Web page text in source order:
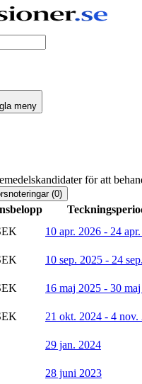
meny
för att
(0)
10 apr. 2026 - 24
10 sep. 2025 - 24
16 maj 2025 - 30
21 okt. 2024 - 4 nov.
29 jan. 2024
28 juni 2023